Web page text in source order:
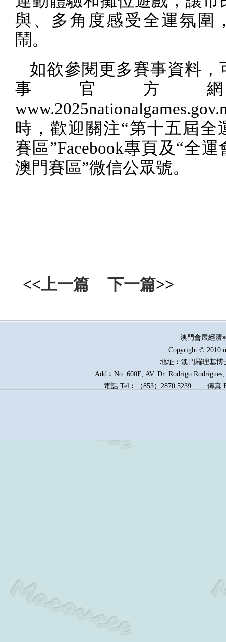
與、多角度感受全運氛圍
鬧。
如欲參閱更多賽事資料，
事官方
時，歡迎關注“第十五屆全
賽區”Facebook專頁及“全運
澳門賽區”微信公眾號。
<<上一篇 下一篇>>
澳門會展經
Copyright © 2010
地址︰澳門羅理基博
Add︰No. 600E, AV. Dr. Rodrigo
電話 Tel︰（853）2870 5239傳真